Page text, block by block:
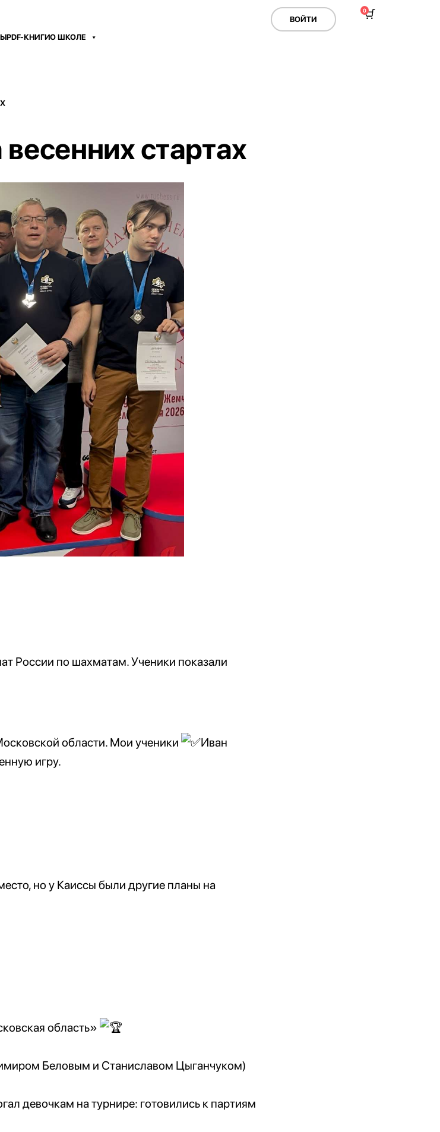
ВОЙТИ
PDF-КНИГИО ШКОЛЕ
0
стартах
России по шахматам. Ученики показали
области. Мои ученики
Иван
игру.
но у Каиссы были другие планы на
область»
Беловым и Станиславом Цыганчуком)
девочкам на турнире: готовились к партиям